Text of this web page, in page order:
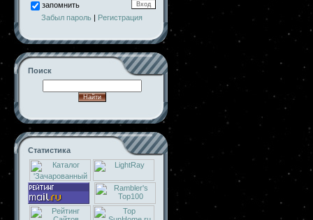
запомнить
Забыл пароль | Регистрация
Поиск
Статистика